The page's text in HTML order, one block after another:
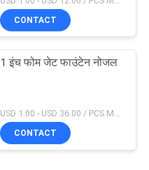
CONTACT
1 इंच फोम जेट फाउंटेन नोजल
USD 1.00 - USD 36.00 / PCS MOQ:1 टुकड़ा
CONTACT